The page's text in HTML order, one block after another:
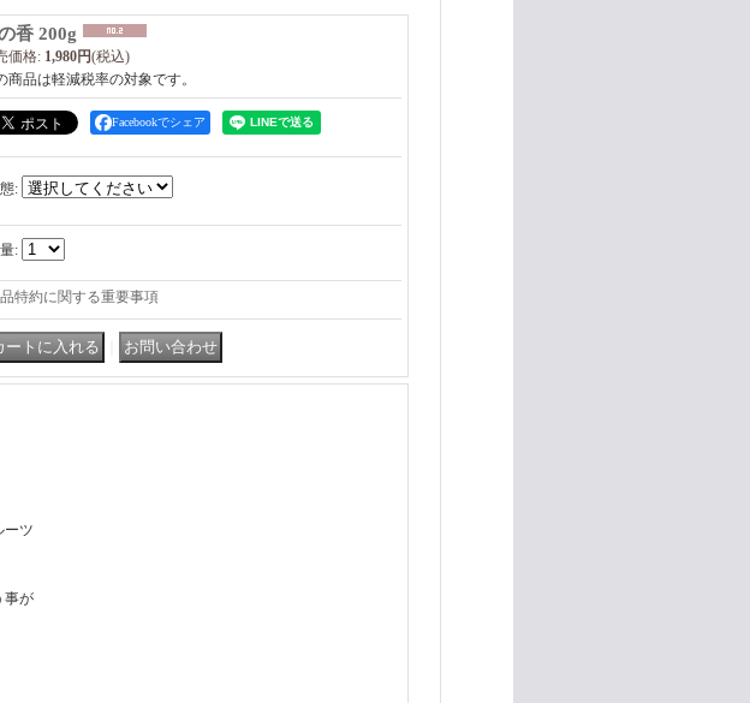
香 200g
価格: 1,980円(税込)
商品は軽減税率の対象です。
Facebookでシェア
:
:
特約に関する重要事項
ーツ
事が